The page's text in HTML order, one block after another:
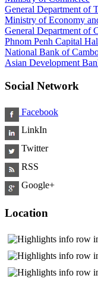
General Department of
Ministry of Economy
General Department of
Phnom Penh Capital
National Bank of
Asian Development
Social Network
Facebook
LinkIn
Twitter
RSS
Google+
Location